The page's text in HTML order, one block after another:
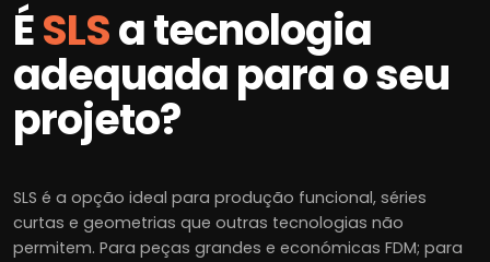
ÉSLSa tecnologia
adequada para o seu
projeto?
SLS é a opção ideal para produção funcional, séries
curtas e geometrias que outras tecnologias não
permitem. Para peças grandes e económicas FDM; para